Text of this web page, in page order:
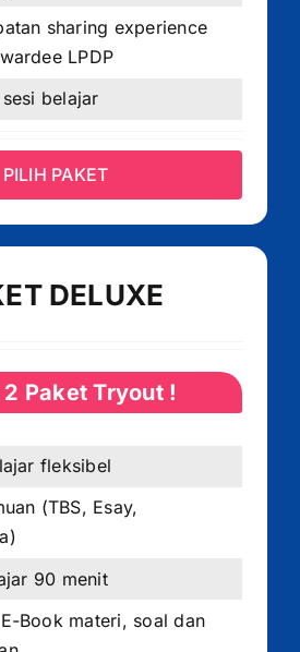
sharing experience
LPDP
belajar
PILIH PAKET
DELUXE
2 Paket Tryout !
fleksibel
(TBS, Esay,
90 menit
Book materi, soal dan